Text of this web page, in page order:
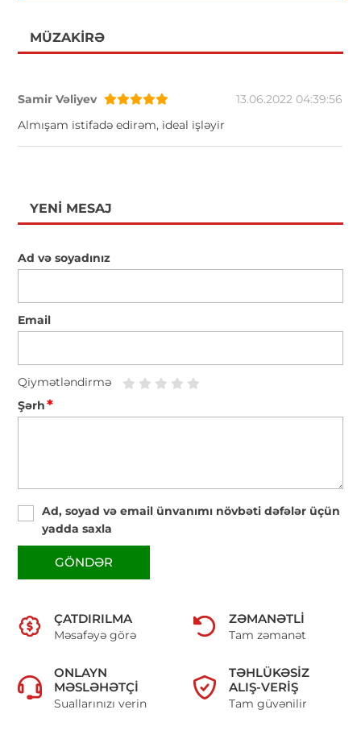
MÜZAKIRƏ
Samir Vəliyev
13.06.2022 04:39:56
Almışam istifadə edirəm, ideal işləyir
YENI MESAJ
Ad və soyadınız
Email
Qiymətləndirmə
Şərh*
Ad, soyad və email ünvanımı növbəti dəfələr üçün
yadda saxla
GÖNDƏR
ÇATDIRILMA
Məsafəyə görə
ZƏMANƏTLI
Tam zəmanət
ONLAYN
MƏSLƏHƏTÇI
Suallarınızı verin
TƏHLÜKƏSIZ
ALIŞ-VERIŞ
Tam güvənilir